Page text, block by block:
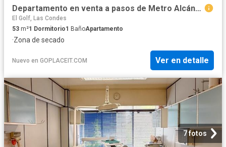
Departamento en venta a pasos de Metro Alcántara
El Golf, Las Condes
53 m²1 Dormitorio1 BañoApartamento
·Zona de secado
Nuevo en GOPLACEIT.COM Ver en detalle
7 fotos